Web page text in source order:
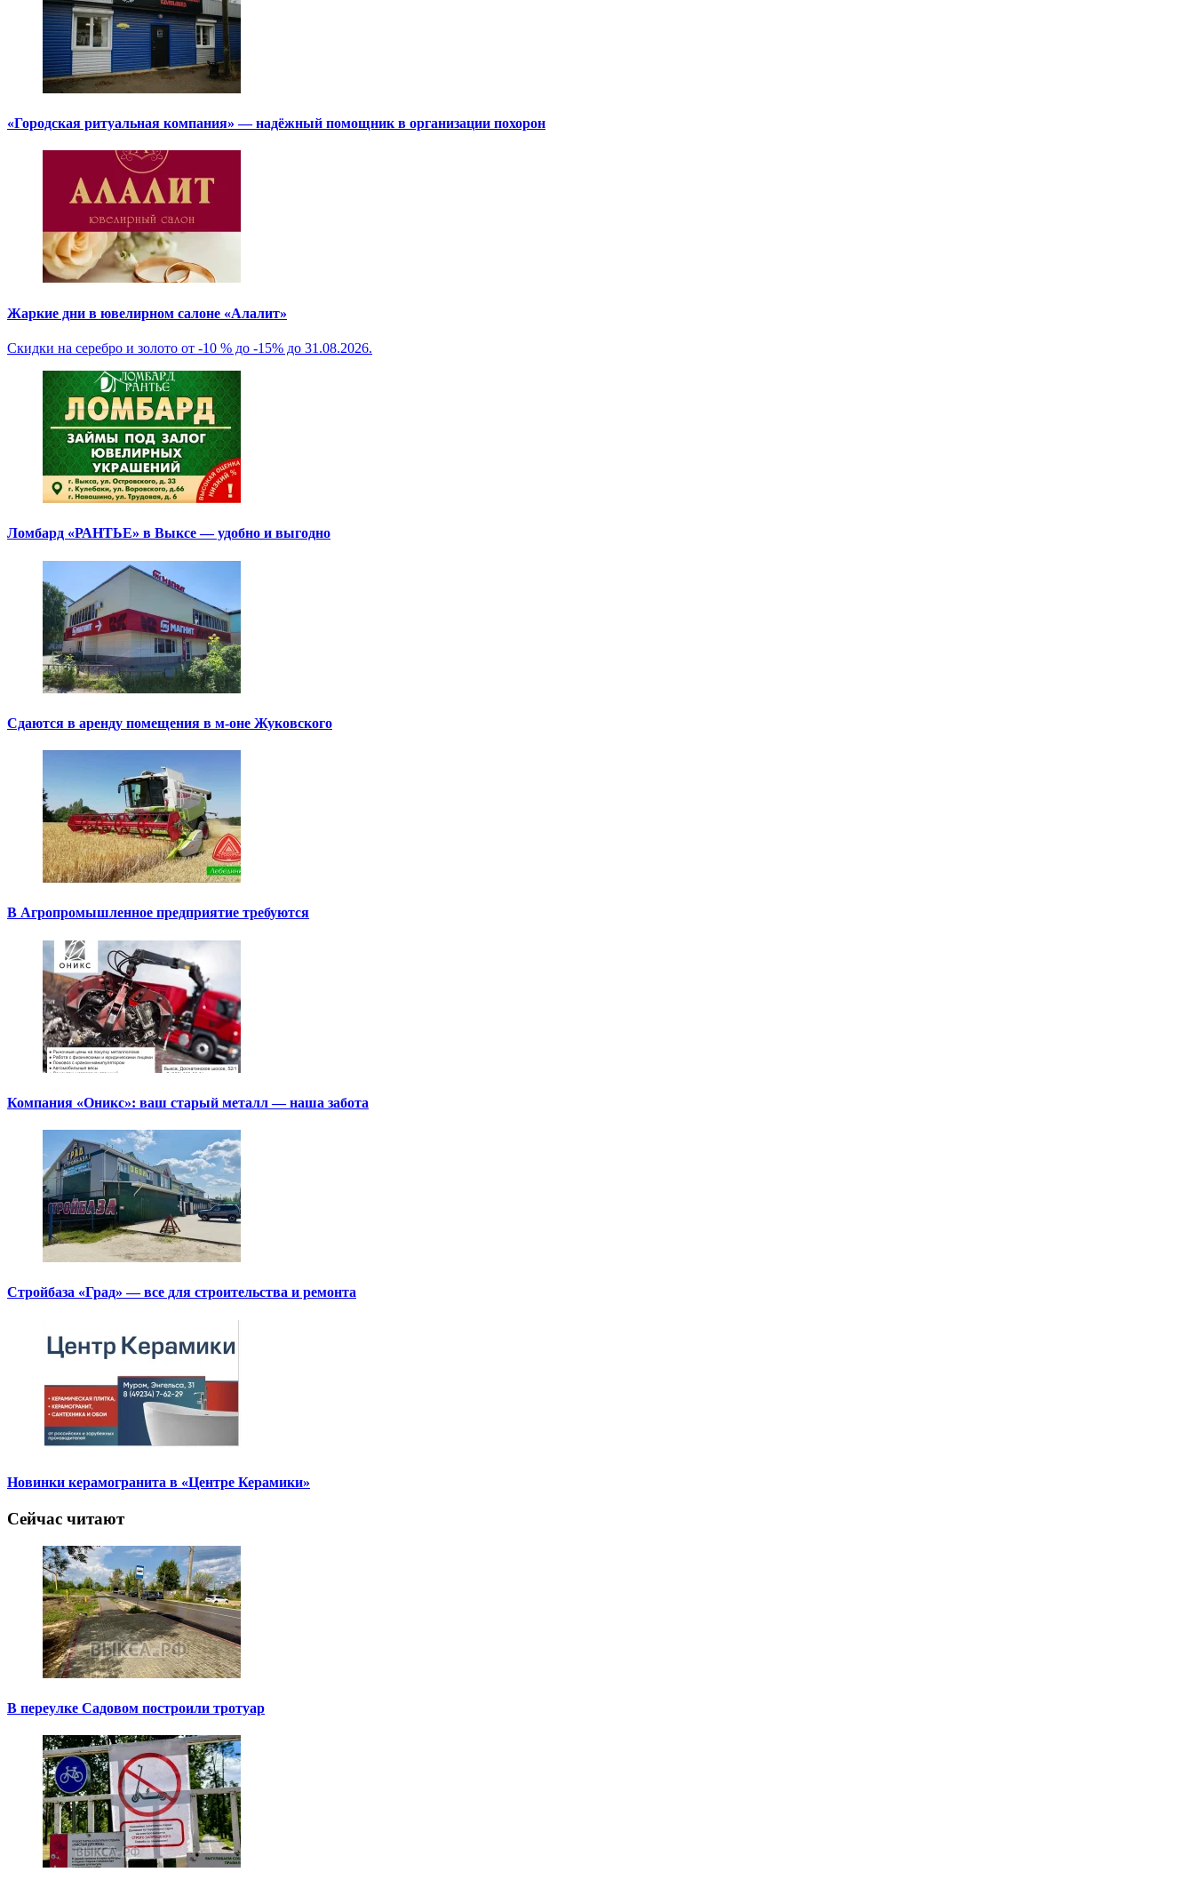
«Городская ритуальная компания» — надёжный помощник в организации похорон
Жаркие дни в ювелирном салоне «Алалит»
Скидки на серебро и золото от -10 % до -15% до 31.08.2026.
Ломбард «РАНТЬЕ» в Выксе — удобно и выгодно
Сдаются в аренду помещения в м-оне Жуковского
В Агропромышленное предприятие требуются
Компания «Оникс»: ваш старый металл — наша забота
Стройбаза «Град» — все для строительства и ремонта
Новинки керамогранита в «Центре Керамики»
Сейчас читают
В переулке Садовом построили тротуар